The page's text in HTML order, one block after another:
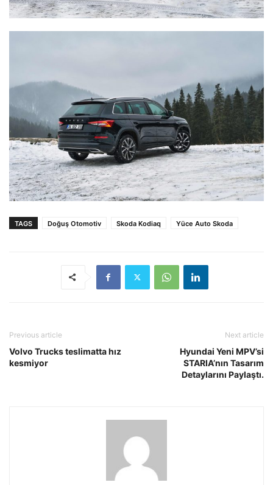
TAGS Doğuş Otomotiv Skoda Kodiaq Yüce Auto Skoda
Previous article
Volvo Trucks teslimatta hız
kesmiyor
Next article
Hyundai Yeni MPV’si
STARIA’nın Tasarım
Detaylarını Paylaştı.